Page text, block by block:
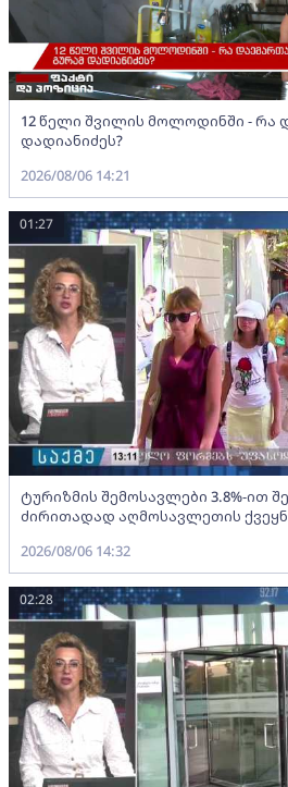
12 წელი შვილის მოლოდინში - რა
დადიანიძეს?
2026/08/06 14:21
ტურიზმის შემოსავლები 3.8%-ით
ძირითადად აღმოსავლეთის
01:27
2026/08/06 14:32
02:28